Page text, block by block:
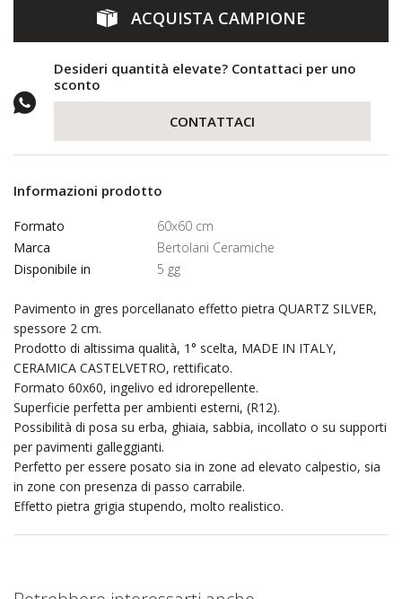
ACQUISTA CAMPIONE
Desideri quantità elevate? Contattaci per uno
sconto
CONTATTACI
Informazioni prodotto
Formato
60x60 cm
Marca
Bertolani Ceramiche
Disponibile in
5 gg
Pavimento in gres porcellanato effetto pietra QUARTZ SILVER,
spessore 2 cm.
Prodotto di altissima qualità, 1° scelta, MADE IN ITALY,
CERAMICA CASTELVETRO, rettificato.
Formato 60x60, ingelivo ed idrorepellente.
Superficie perfetta per ambienti esterni, (R12).
Possibilità di posa su erba, ghiaia, sabbia, incollato o su supporti
per pavimenti galleggianti.
Perfetto per essere posato sia in zone ad elevato calpestio, sia
in zone con presenza di passo carrabile.
Effetto pietra grigia stupendo, molto realistico.